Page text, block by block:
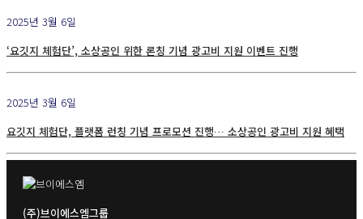
2025년 3월 6일
‘요깃지 체험단’, 소상공인 위한 론칭 기념 광고비 지원 이벤트 진행
2025년 3월 6일
요깃지 체험단, 플랫폼 런칭 기념 프로모션 진행… 소상공인 광고비 지원 혜택
(주)브이에스엠그룹